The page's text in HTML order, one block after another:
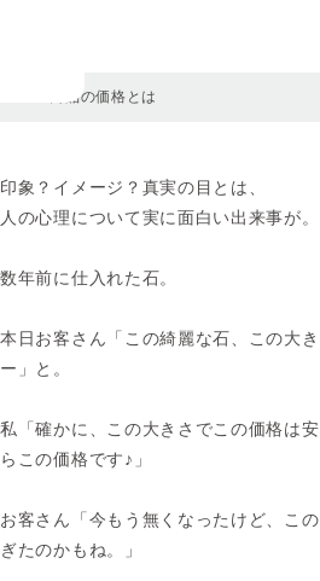
商品の価格とは
印象？イメージ？真実の目とは、
人の心理について実に面白い出来事が。
数年前に仕入れた石。
本日お客さん「この綺麗な石、この大
ー」と。
私「確かに、この大きさでこの価格は
らこの価格です♪」
お客さん「今もう無くなったけど、こ
ぎたのかもね。」